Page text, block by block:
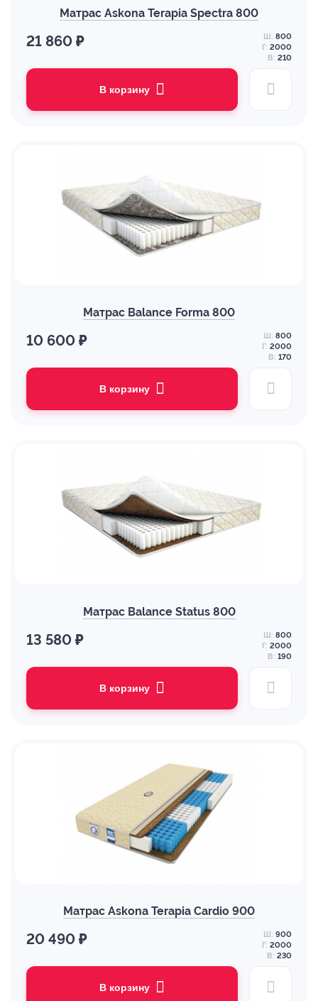
Матрас Askona Terapia Spectra 800
21 860 ₽ Ш: 800
Г: 2000
В: 210
В корзину
Матрас Balance Forma 800
10 600 ₽ Ш: 800
Г: 2000
В: 170
В корзину
Матрас Balance Status 800
13 580 ₽ Ш: 800
Г: 2000
В: 190
В корзину
Матрас Askona Terapia Cardio 900
20 490 ₽ Ш: 900
Г: 2000
В: 230
В корзину